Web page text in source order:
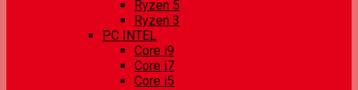
Ryzen 5
Ryzen 3
PC INTEL
Core i9
Core i7
Core i5